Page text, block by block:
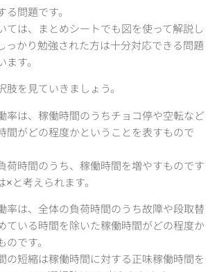
問題です。
ては、まとめシートでも図を使って解説し
っかり勉強された方は十分対応できる問題
す。
肢を見ていきましょう。
率は、稼働時間のうちチョコ停や空転など
間がどの程度かということを表すもので
荷時間のうち、稼働時間を増やすものです
と考えられます。
率は、全体の負荷時間のうち故障や段取替
ている時間を除いた稼働時間がどの程度か
のです。
の短縮は稼働時間に対する正味稼働時間を